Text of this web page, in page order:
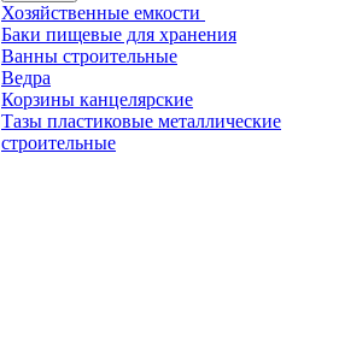
Хозяйственные емкости
Баки пищевые для хранения
Ванны строительные
Ведра
Корзины канцелярские
Тазы пластиковые металлические
строительные